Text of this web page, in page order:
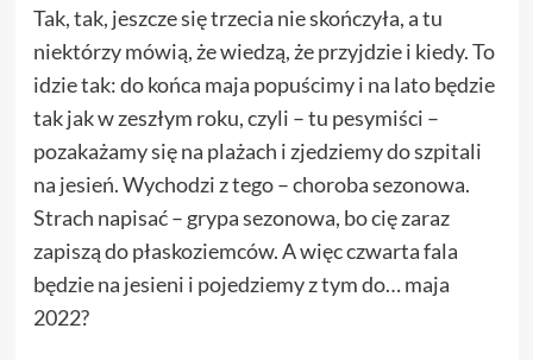
Tak, tak, jeszcze się trzecia nie skończyła, a tu
niektórzy mówią, że wiedzą, że przyjdzie i kiedy. To
idzie tak: do końca maja popuścimy i na lato będzie
tak jak w zeszłym roku, czyli – tu pesymiści –
pozakażamy się na plażach i zjedziemy do szpitali
na jesień. Wychodzi z tego – choroba sezonowa.
Strach napisać – grypa sezonowa, bo cię zaraz
zapiszą do płaskoziemców. A więc czwarta fala
będzie na jesieni i pojedziemy z tym do… maja
2022?